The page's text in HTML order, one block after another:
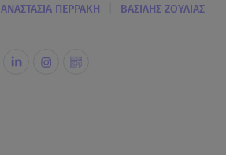
ΑΝΑΣΤΑΣΙΑ ΠΕΡΡΑΚΗ ΒΑΣΙΛΗΣ ΖΟΥΛΙΑΣ